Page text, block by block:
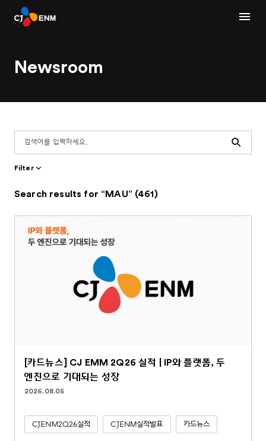
Newsroom
Search
Filter
Search results for “MAU” (461)
[카드뉴스] CJ EMM 2Q26 실적 | IP와 플랫폼, 두
엔진으로 기대되는 성장
2026.08.05
CJENM2Q26실적 CJENM실적발표 카드뉴스